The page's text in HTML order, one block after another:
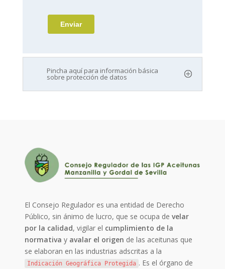
Pincha aquí para información básica
sobre protección de datos
El Consejo Regulador es una entidad de Derecho
Público, sin ánimo de lucro, que se ocupa develar
por la calidad, vigilar el cumplimiento de la
normativa y avalar el origen de las aceitunas que
se elaboran en las industrias adscritas a la
Indicación Geográfica Protegida . Es el órgano de